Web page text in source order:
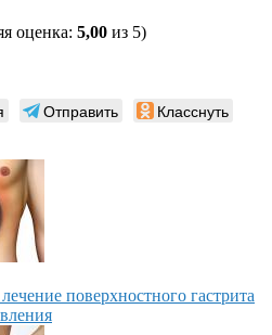
оценка: 5,00 из 5)
Отправить Класснуть
поверхностного гастрита